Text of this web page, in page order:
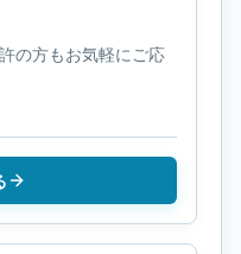
の方もお気軽にご応